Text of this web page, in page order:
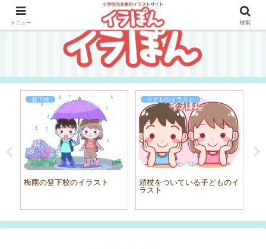
登下校
梅雨の登下校のイラスト
子どものイラスト
頬杖をついている子どものイ
ラスト
メニュー 検索